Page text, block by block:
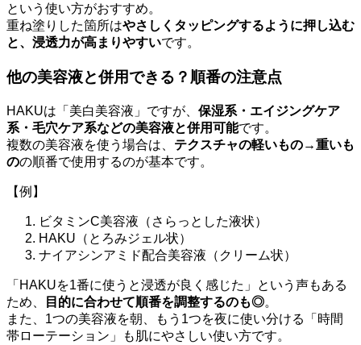
という使い方がおすすめ。
重ね塗りした箇所はやさしくタッピングするように押し込む
と、浸透力が高まりやすいです。
他の美容液と併用できる？順番の注意点
HAKUは「美白美容液」ですが、 保湿系・エイジングケア
系・毛穴ケア系などの美容液と併用可能です。
複数の美容液を使う場合は、 テクスチャの軽いもの→重いも
のの順番で使用するのが基本です。
【例】
ビタミンC美容液（さらっとした液状）
HAKU（とろみジェル状）
ナイアシンアミド配合美容液（クリーム状）
「HAKUを1番に使うと浸透が良く感じた」という声もある
ため、
目的に合わせて順番を調整するのも◎。
また、1つの美容液を朝、もう1つを夜に使い分ける「時間
帯ローテーション」も肌にやさしい使い方です。